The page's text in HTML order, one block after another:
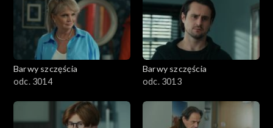
Barwy szczęścia
odc. 3014
Barwy szczęścia
odc. 3013